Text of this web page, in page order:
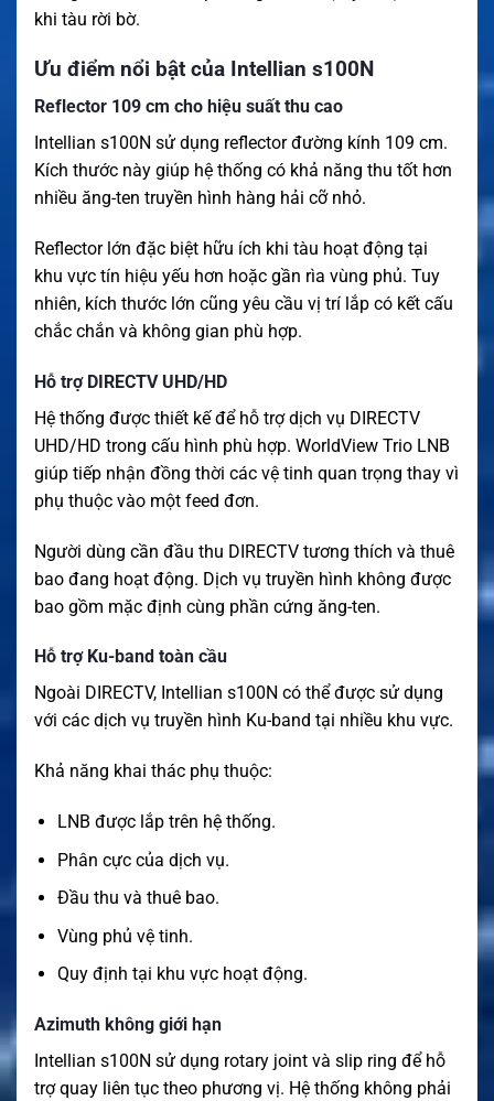
khi tàu rời bờ.
Ưu điểm nổi bật của Intellian s100N
Reflector 109 cm cho hiệu suất thu cao
Intellian s100N sử dụng reflector đường kính 109 cm.
Kích thước này giúp hệ thống có khả năng thu tốt hơn
nhiều ăng-ten truyền hình hàng hải cỡ nhỏ.
Reflector lớn đặc biệt hữu ích khi tàu hoạt động tại
khu vực tín hiệu yếu hơn hoặc gần rìa vùng phủ. Tuy
nhiên, kích thước lớn cũng yêu cầu vị trí lắp có kết cấu
chắc chắn và không gian phù hợp.
Hỗ trợ DIRECTV UHD/HD
Hệ thống được thiết kế để hỗ trợ dịch vụ DIRECTV
UHD/HD trong cấu hình phù hợp. WorldView Trio LNB
giúp tiếp nhận đồng thời các vệ tinh quan trọng thay vì
phụ thuộc vào một feed đơn.
Người dùng cần đầu thu DIRECTV tương thích và thuê
bao đang hoạt động. Dịch vụ truyền hình không được
bao gồm mặc định cùng phần cứng ăng-ten.
Hỗ trợ Ku-band toàn cầu
Ngoài DIRECTV, Intellian s100N có thể được sử dụng
với các dịch vụ truyền hình Ku-band tại nhiều khu vực.
Khả năng khai thác phụ thuộc:
LNB được lắp trên hệ thống.
Phân cực của dịch vụ.
Đầu thu và thuê bao.
Vùng phủ vệ tinh.
Quy định tại khu vực hoạt động.
Azimuth không giới hạn
Intellian s100N sử dụng rotary joint và slip ring để hỗ
trợ quay liên tục theo phương vị. Hệ thống không phải